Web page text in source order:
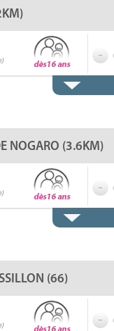
NOGARO (3.6KM)
(66)